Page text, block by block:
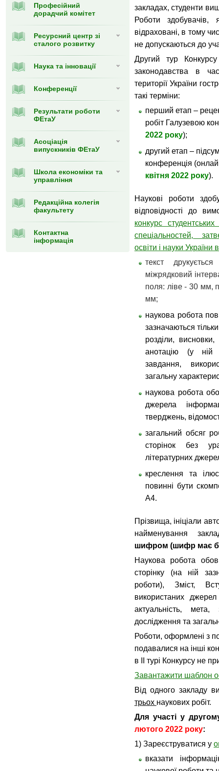
Професійний
дорадчий комітет
Ресурсний центр зі
сталого розвитку
Наука та інновації
Конференції
Результати роботи
ФЕтаУ
Асоціація
випускників ФЕтаУ
Школа економіки та
управління
Редакційна колегія
факультету
Контактна
інформація
закладах, студенти
Роботи
відраховані, в тому
не допускаються до
Другий тур
законодавства в
території України
такі терміни:
перший етап –
робіт Галузевою
2022 року);
другий етап –
конференція
квітня 2022 року).
Наукові роботи
відповідності до
конкурс
спеціальностей,
освіти і науки
текст
міжрядковий
поля: ліве - 30 мм,
мм;
наукова робота
зазначаються
розділи, висновки,
анотацію (у ній
завдання,
загальну
наукова робота
джерела
тверджень,
загальний обсяг
сторінок без
літературних
креслення та
повинні бути
А4.
Прізвища, ініціали
найменування
шифром (шифр має
Наукова робота
сторінку (на ній
роботи), Зміст,
використаних
актуальність,
дослідження та
Роботи, оформлені з
подавалися на інші
в ІІ турі Конкурсу не
Завантажити шаблон
Від одного закладу
трьох наукових робіт.
Для участі у
лютого 2022 року:
1) Зареєструватися у
вказати